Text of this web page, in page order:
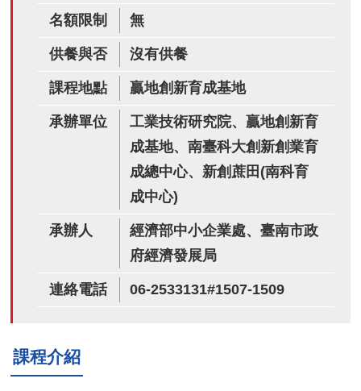
名額限制 無
供餐與否 沒有供餐
課程地點 贏地創新育成基地
承辦單位
工業技術研究院、贏地創新育
成基地、南臺科大創新創業育
成總中心、新創蔗田(南科育
成中心)
承辦人
經濟部中小企業處、臺南市政
府經濟發展局
連絡電話 06-2533131#1507-1509
課程介紹